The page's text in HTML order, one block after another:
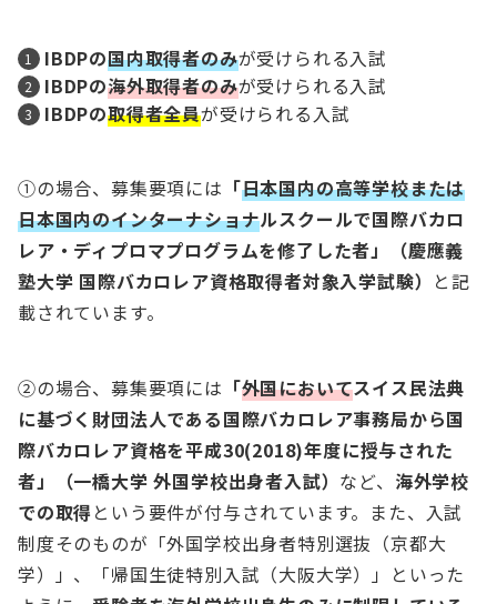
IBDPの国内取得者のみが受けられる入試
IBDPの海外取得者のみが受けられる入試
IBDPの取得者全員が受けられる入試
①の場合、募集要項には 「日本国内の高等学校または
日本国内のインターナショナルスクールで国際バカロ
レア・ディプロマプログラムを修了した者」（慶應義
塾大学 国際バカロレア資格取得者対象入学試験） と記
載されています。
②の場合、募集要項には 「外国においてスイス民法典
に基づく財団法人である国際バカロレア事務局から国
際バカロレア資格を平成30(2018)年度に授与された
者」（一橋大学 外国学校出身者入試） など、 海外学校
での取得という要件が付与されています。また、入試
制度そのものが「外国学校出身者特別選抜（京都大
学）」、「帰国生徒特別入試（大阪大学）」といった